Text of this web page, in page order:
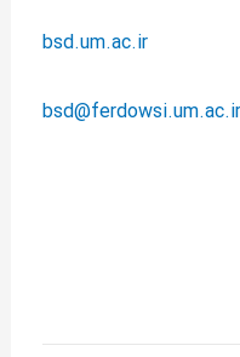
bsd.um.ac.ir
bsd@ferdowsi.um.ac.ir